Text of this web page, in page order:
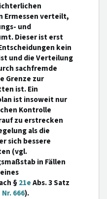
Ermessen verteilt,
und
Dieser ist erst
kein
und die Verteilung
sachfremde
Grenze zur
ist. Ein
ist insoweit nur
Kontrolle
zu erstrecken
als die
sich bessere
(vgl.
in Fällen
§21eAbs. 3 Satz
Nr. 666).